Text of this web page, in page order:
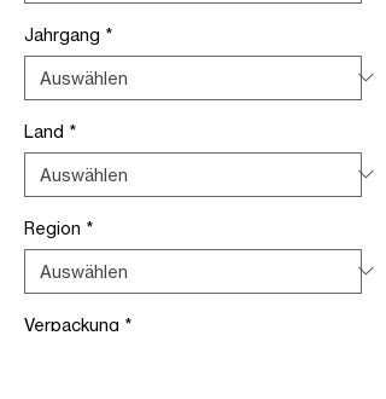
Jahrgang *
Land *
Region *
Verpackung *